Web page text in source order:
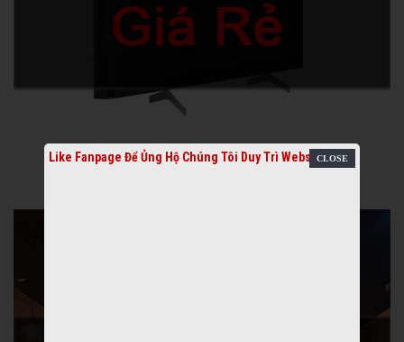
Like Fanpage Để Ủng Hộ Chúng Tôi Duy Trì Website